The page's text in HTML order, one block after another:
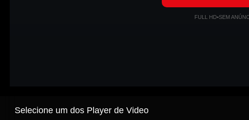
FULL HD•SEM
Selecione um dos Player de Video